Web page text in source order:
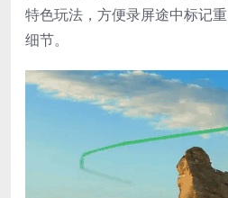
特色玩法，方便录屏途中标记
细节。